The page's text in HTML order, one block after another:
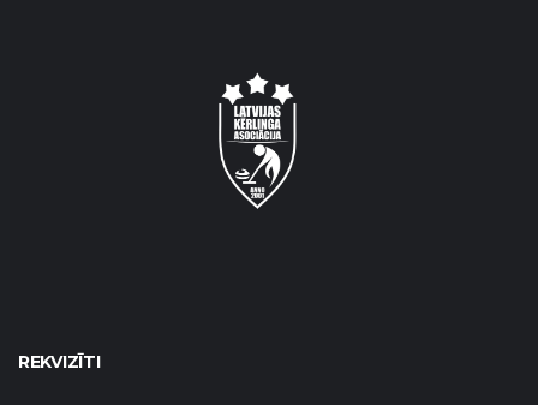
REKVIZĪTI